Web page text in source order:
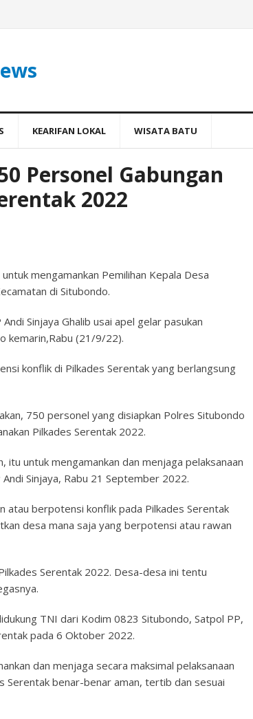
KEARIFAN LOKAL WISATA BATU
Personel Gabungan
2022
mengamankan Pemilihan Kepala Desa
di Situbondo.
Sinjaya Ghalib usai apel gelar pasukan
kemarin,Rabu (21/9/22).
konflik di Pilkades Serentak yang berlangsung
750 personel yang disiapkan Polres Situbondo
Pilkades Serentak 2022.
untuk mengamankan dan menjaga pelaksanaan
Sinjaya, Rabu 21 September 2022.
atau berpotensi konflik pada Pilkades Serentak
desa mana saja yang berpotensi atau rawan
Serentak 2022. Desa-desa ini tentu
TNI dari Kodim 0823 Situbondo, Satpol PP,
pada 6 Oktober 2022.
dan menjaga secara maksimal pelaksanaan
Serentak benar-benar aman, tertib dan sesuai